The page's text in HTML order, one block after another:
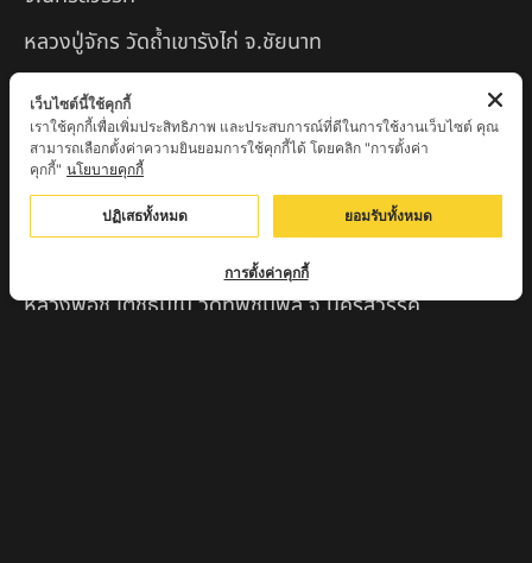
หลวงปู่จักร วัดถ้ำเขารังไก่ จ.ชัยนาท
หลวงปู่พริ้ง ขันติพโล วัดซับชมพู่ จ.เพชรบูรณ์
หลวงปู่ครูบา สล่าอุวิจิ่งต๊ะ สำนักสงฆ์พระธาตุดอยจอมแวะ
จ.เชียงใหม่
หลวงพ่อแป๋ว วัดดาวเรือง จ.สิงห์บุรี
หลวงพ่อชู เตชธมฺโม วัดทัพชุมพล จ.นครสวรรค์
เว็บไซต์นี้ใช้คุกกี้
เราใช้คุกกี้เพื่อเพิ่มประสิทธิภาพ และประสบการณ์ที่ดีในการใช้งานเว็บไซต์ คุณ
สามารถเลือกตั้งค่าความยินยอมการใช้คุกกี้ได้ โดยคลิก "การตั้งค่า
คุกกี้" นโยบายคุกกี้
ปฏิเสธทั้งหมด ยอมรับทั้งหมด
การตั้งค่าคุกกี้